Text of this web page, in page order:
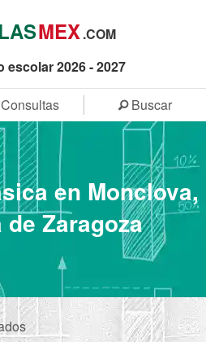
MEX.COM
escolar 2026 - 2027
Consultas Buscar
en Monclova,
Zaragoza